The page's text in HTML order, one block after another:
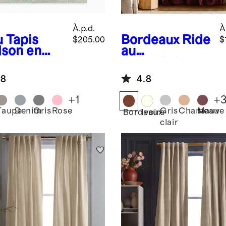
Tapis
en
À.p.d.
$205.00
DenimGris Rose
+1
Bordeaux Ride
au
en velours de
coton -
panneau
simple
4.8
Bordeaux
IvoireGris
clair
Chameau
Mauve
+